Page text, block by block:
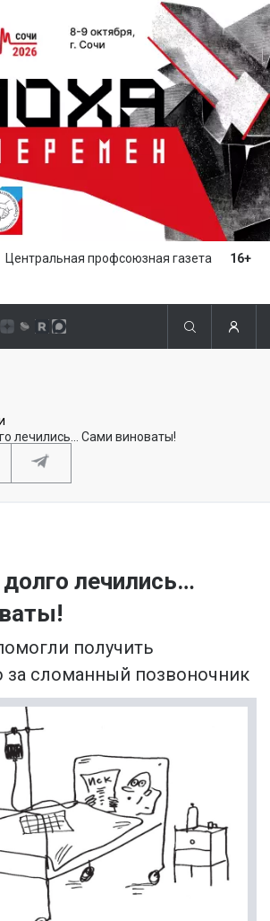
Центральная профсоюзная газета 16+
лечились… Сами виноваты!
лечились…
получить
сломанный позвоночник